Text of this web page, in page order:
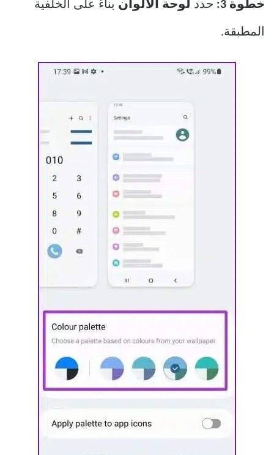
خطوة 3: حدد لوحة الألوان بناءً على الخلفية
المطبقة.